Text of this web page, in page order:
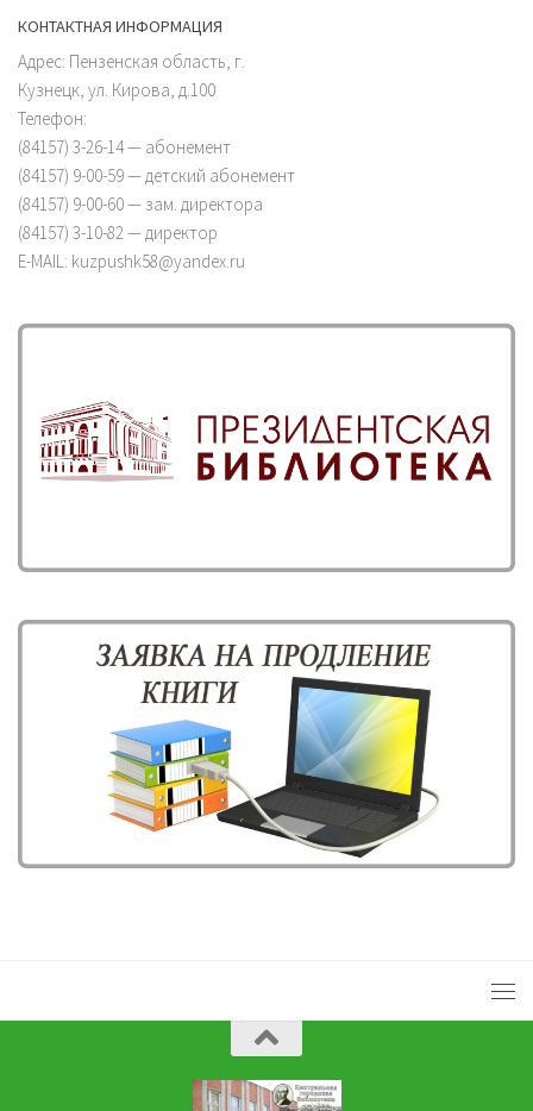
КОНТАКТНАЯ ИНФОРМАЦИЯ
Адрес: Пензенская область, г.
Кузнецк, ул. Кирова, д.100
Телефон:
(84157) 3-26-14 — абонемент
(84157) 9-00-59 — детский абонемент
(84157) 9-00-60 — зам. директора
(84157) 3-10-82 — директор
E-MAIL: kuzpushk58@yandex.ru